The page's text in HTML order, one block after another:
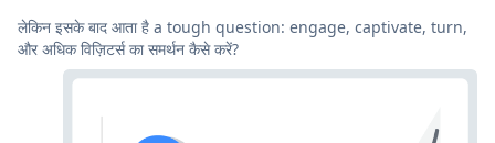
लेकिन इसके बाद आता है a tough question: engage, captivate, turn,
और अधिक विज़िटर्स का समर्थन कैसे करें?